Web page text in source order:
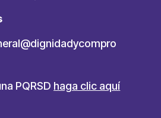
PQRSD haga clic aquí